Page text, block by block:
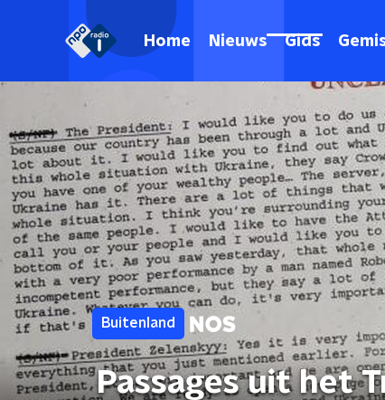
Home Nieuws Gids
Buitenland
Passages uit het